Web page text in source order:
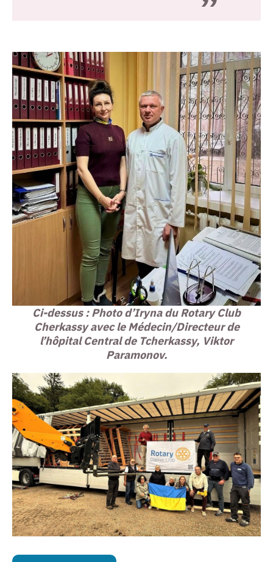
Ci-dessus : Photo d’Iryna du Rotary Club
Cherkassy avec le Médecin/Directeur de
l’hôpital Central de Tcherkassy, Viktor
Paramonov.